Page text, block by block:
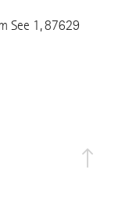
See 1, 87629